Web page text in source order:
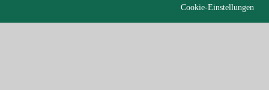
Cookie-Einstellungen